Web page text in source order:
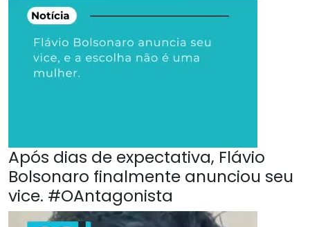
Após dias de expectativa, Flávio
Bolsonaro finalmente anunciou seu
vice. #OAntagonista